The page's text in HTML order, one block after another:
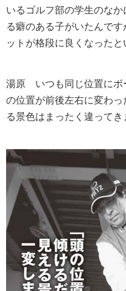
いるゴルフ部の学生のな
る癖のある子がいたんで
ットが格段に良くなったと
湯原 いつも同じ位置にボ
の位置が前後左右に変わ
る景色はまったく違ってき